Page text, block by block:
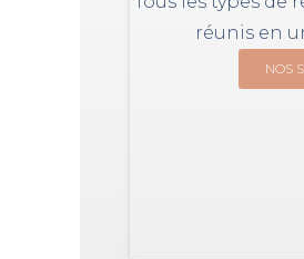
réunis en
NOS